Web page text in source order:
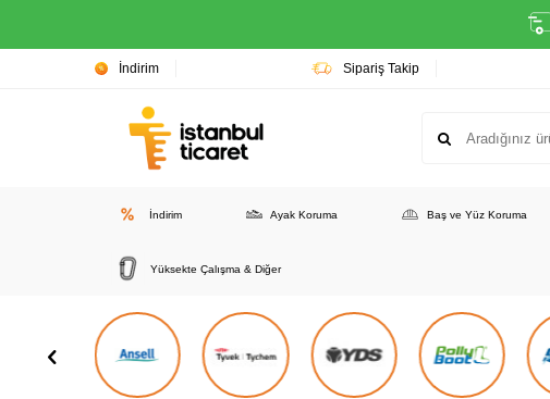
İndirim Sipariş Takip
İndirim Ayak Koruma Baş ve Yüz Koruma
Yüksekte Çalışma & Diğer